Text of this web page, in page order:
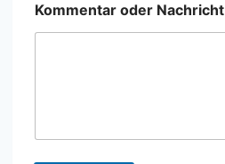
Kommentar oder Nachricht